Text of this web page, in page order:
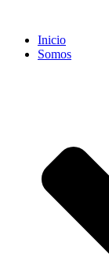
Inicio
Somos